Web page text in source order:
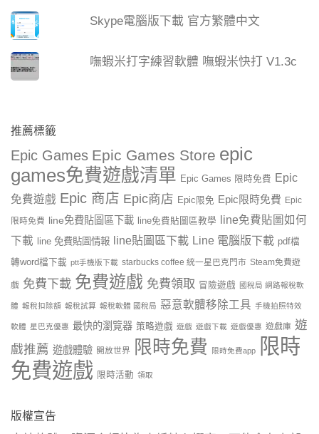
Skype電腦版下載 官方繁體中文
嘸蝦米打字練習軟體 嘸蝦米快打 V1.3c
推薦標籤
Epic Games Epic Games Store epic
games免費遊戲清單 Epic Games 限時免費 Epic
免費遊戲 Epic 商店 Epic商店 Epic限免 Epic限時免費 Epic
限時免費 line免費貼圖區下載 line免費貼圖區教學
line免費貼圖如何
下載 line 免費貼圖情報 line貼圖區下載 Line 電腦版下載 pdf檔
轉word檔下載 ptt手機版下載 starbucks coffee 統一星巴克門市 Steam免費遊
戲 免費下載 免費遊戲 免費領取 冒險遊戲 國稅局 網路報稅軟
體 報稅扣除額 報稅試算 報稅軟體 國稅局 惡意軟體移除工具 手機拍照特效
軟體 星巴克優惠 最快的瀏覽器 策略遊戲 遊戲 遊戲下載 遊戲優惠 遊戲庫 遊
戲推薦 遊戲體驗 開放世界 限時免費 限時免費app
限時
免費遊戲 限時活動 領取
版權宣告